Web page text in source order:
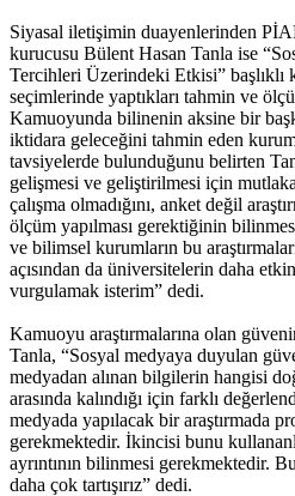
Siyasal iletişimin duayenlerinden
kurucusu Bülent Hasan Tanla ise
Tercihleri Üzerindeki Etkisi” başlıklı
seçimlerinde yaptıkları tahmin ve
Kamuoyunda bilinenin aksine bir
iktidara geleceğini tahmin eden
tavsiyelerde bulunduğunu belirten
gelişmesi ve geliştirilmesi için
çalışma olmadığını, anket değil
ölçüm yapılması gerektiğinin
ve bilimsel kurumların bu
açısından da üniversitelerin daha
vurgulamak isterim” dedi.
Kamuoyu araştırmalarına olan
Tanla, “Sosyal medyaya duyulan
medyadan alınan bilgilerin hangisi
arasında kalındığı için farklı
medyada yapılacak bir araştırmada
gerekmektedir. İkincisi bunu
ayrıntının bilinmesi gerekmektedir.
daha çok tartışırız” dedi.